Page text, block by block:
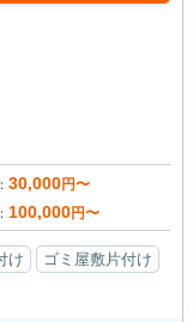
30,000円〜
100,000円〜
け
ゴミ屋敷片付け